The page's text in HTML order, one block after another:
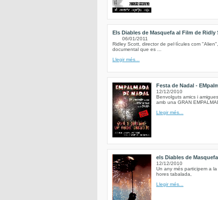
Els Diables de Masquefa al Film de Ridly
06/01/2011
Ridley Scott, director de pel·lícules com
documental que es ...
Llegir més...
Festa de Nadal -
12/12/2010
Benvolguts amics i
amb una GRAN
Llegir més...
els Diables de
12/12/2010
Un any més participem a
hores tabalada,
Llegir més...